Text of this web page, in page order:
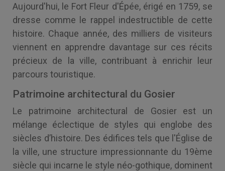
Aujourd'hui, le Fort Fleur d'Épée, érigé en 1759, se
dresse comme le rappel indestructible de cette
histoire. Chaque année, des milliers de visiteurs
viennent en apprendre davantage sur ces récits
précieux de la ville, contribuant à enrichir leur
parcours touristique.
Patrimoine architectural du Gosier
Le patrimoine architectural de Gosier est un
mélange éclectique de styles qui englobe des
siècles d’histoire. Des édifices tels que l'Église de
la ville, une structure impressionnante du 19ème
siècle qui incarne le style néo-gothique, dominent